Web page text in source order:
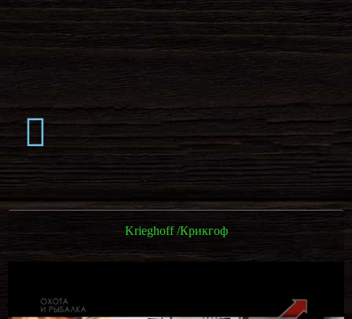
Krieghoff /Крикгоф